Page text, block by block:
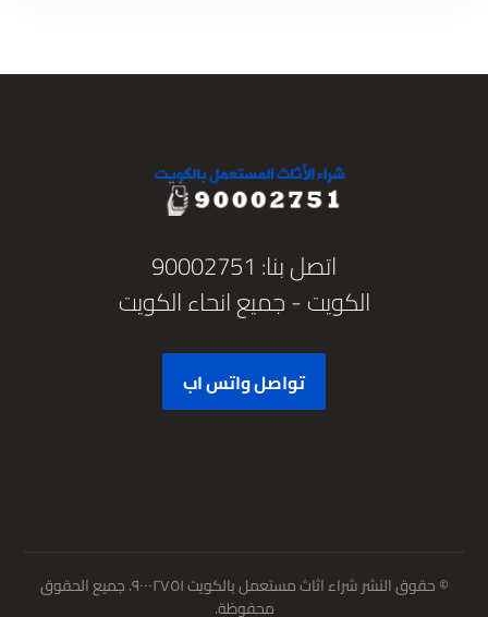
اتصل بنا: 90002751
الكويت - جميع انحاء الكويت
تواصل واتس اب
© حقوق النشر شراء اثاث مستعمل بالكويت ٩٠٠٠٢٧٥١. جميع الحقوق
محفوظة.